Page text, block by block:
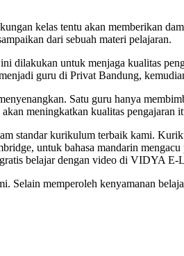
kelas tentu akan memberikan
dari sebuah materi pelajaran.
dilakukan untuk menjaga kualitas
guru di Privat Bandung,
Satu guru hanya
meningkatkan kualitas pengajaran
standar kurikulum terbaik kami.
untuk bahasa mandarin
gratis belajar dengan video di VIDYA
Selain memperoleh kenyamanan